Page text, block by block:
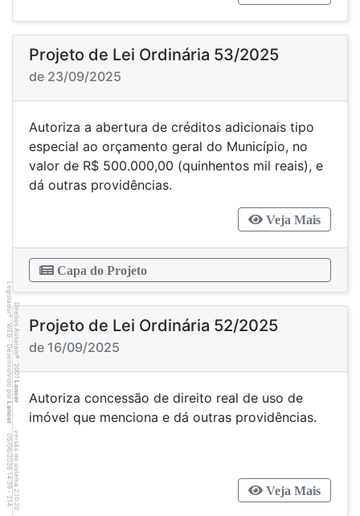
Projeto de Lei Ordinária 53/2025
de 23/09/2025
Autoriza a abertura de créditos adicionais tipo
especial ao orçamento geral do Município, no
valor de R$ 500.000,00 (quinhentos mil reais), e
dá outras providências.
Veja Mais
Capa do Projeto
Projeto de Lei Ordinária 52/2025
de 16/09/2025
Autoriza concessão de direito real de uso de
imóvel que menciona e dá outras providências.
Veja Mais
Direitos Autorais
©
2001
Lancer
Legislador
®
WEB - Desenvolvido por
Lancer
versão do sistema 2.10.20
2
1
4
-
4
:3
9
0
5
/
0
6
/
2
0
2
6